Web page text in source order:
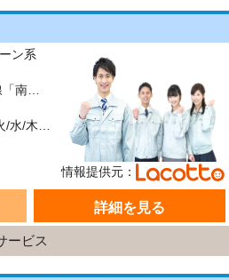
ン系
情報提供元：
詳細を見る
ービス